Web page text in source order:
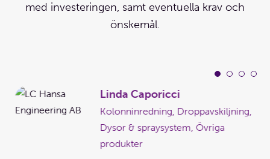
med investeringen, samt eventuella krav och
önskemål.
Linda Caporicci
Kolonninredning, Droppavskiljning,
Dysor & spraysystem, Övriga
produkter